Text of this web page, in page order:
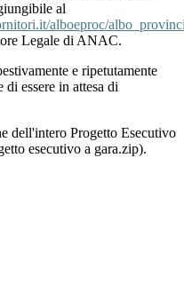
al
alboeproc/
Legale di ANAC.
e ripetutamente
essere in attesa di
dell'intero Progetto Esecutivo
esecutivo a gara.zip).